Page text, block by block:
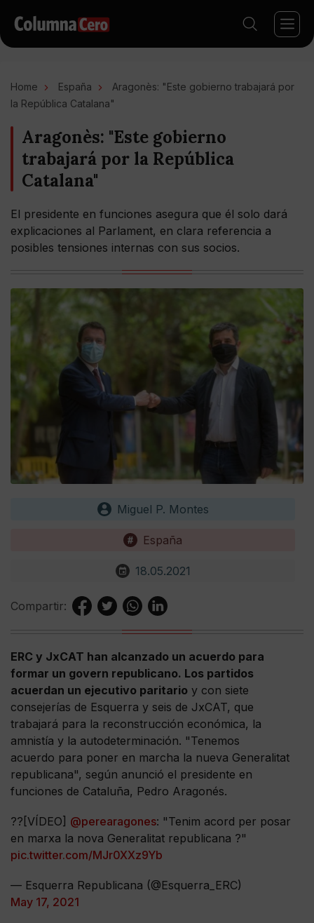
Home España
Aragonès: "Este gobierno trabajará por
la República Catalana"
Aragonès: "Este gobierno
trabajará por la República
Catalana"
El presidente en funciones asegura que él solo dará
explicaciones al Parlament, en clara referencia a
posibles tensiones internas con sus socios.
Miguel P. Montes
España
18.05.2021
Compartir:
ERC y JxCAT han alcanzado un acuerdo para
formar un govern republicano. Los partidos
acuerdan un ejecutivo paritario y con siete
consejerías de Esquerra y seis de JxCAT, que
trabajará para la reconstrucción económica, la
amnistía y la autodeterminación. "Tenemos
acuerdo para poner en marcha la nueva Generalitat
republicana", según anunció el presidente en
funciones de Cataluña, Pedro Aragonés.
??[VÍDEO] @perearagones: "Tenim acord per posar
en marxa la nova Generalitat republicana ?"
pic.twitter.com/MJr0XXz9Yb
— Esquerra Republicana (@Esquerra_ERC)
May 17, 2021